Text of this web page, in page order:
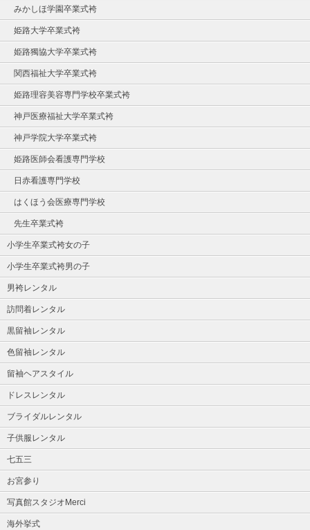
みかしほ学園卒業式袴
姫路大学卒業式袴
姫路獨協大学卒業式袴
関西福祉大学卒業式袴
姫路理容美容専門学校卒業式袴
神戸医療福祉大学卒業式袴
神戸学院大学卒業式袴
姫路医師会看護専門学校
日赤看護専門学校
はくほう会医療専門学校
先生卒業式袴
小学生卒業式袴女の子
小学生卒業式袴男の子
男袴レンタル
訪問着レンタル
黒留袖レンタル
色留袖レンタル
留袖ヘアスタイル
ドレスレンタル
ブライダルレンタル
子供服レンタル
七五三
お宮参り
写真館スタジオMerci
海外挙式